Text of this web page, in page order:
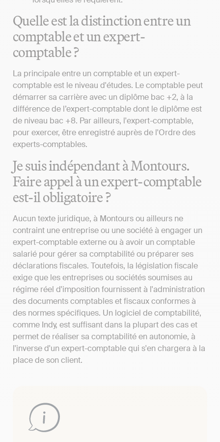
Quelle est la distinction entre un
comptable et un expert-
comptable ?
La principale entre un comptable et un expert-
comptable est le niveau d'études. Le comptable peut
démarrer sa carrière avec un diplôme bac +2, à la
différence de l’expert-comptable dont le diplôme est
de niveau bac +8. Par ailleurs, l'expert-comptable,
pour exercer, être enregistré auprès de l'Ordre des
experts-comptables.
Je suis indépendant à Montours.
Faire appel à un expert-comptable
est-il obligatoire ?
Aucun texte juridique, à Montours ou ailleurs ne
contraint une entreprise ou une société à engager un
expert-comptable externe ou à avoir un comptable
salarié pour gérer sa comptabilité ou préparer ses
déclarations fiscales. Toutefois, la législation fiscale
exige que les entreprises ou sociétés soumises au
régime réel d'imposition fournissent à l'administration
des documents comptables et fiscaux conformes à
des normes spécifiques. Un logiciel de comptabilité,
comme Indy, est suffisant dans la plupart des cas et
permet de réaliser sa comptabilité en autonomie, à
l'inverse d'un expert-comptable qui s'en chargera à la
place de son client.